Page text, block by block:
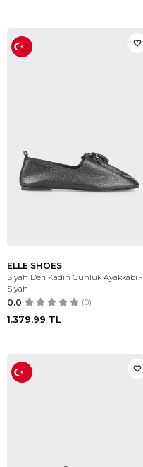
ELLE SHOES
Siyah Deri Kadın Günlük Ayakkabı -
Siyah
0.0 (0)
1.379,99 TL